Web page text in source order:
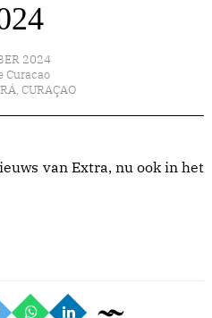
2024
Curacao
, CURAÇAO
van Extra, nu ook in het